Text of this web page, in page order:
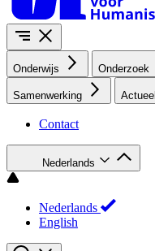
Onderwijs Onderzoek
Samenwerking Actueel
Contact
Nederlands
Nederlands
English